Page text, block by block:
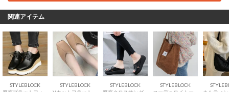
関連アイテム
STYLEBLOCK
STYLEBLOCK
STYLEBLOCK
STYLEBLOCK